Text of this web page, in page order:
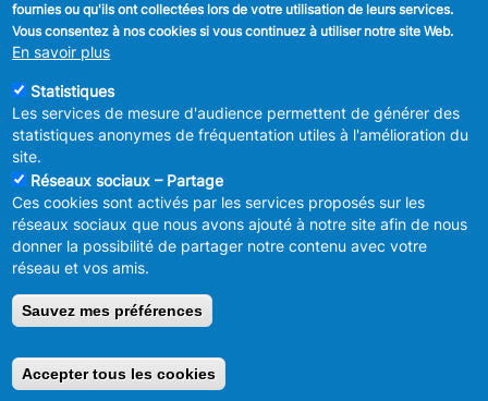
Linkedin
MENU
FOOTER
LEGAL
Déclaration de confidentialité
Déclaration d'accessibilité
modération des réseaux sociaux
du Conseil 1 B-1070-Bruxelles -
info@anderlecht.brussels
fournies ou qu'ils ont collectées lors de votre utilisation de leurs services.
Vous consentez à nos cookies si vous continuez à utiliser notre site Web.
En savoir plus
Statistiques
Les services de mesure d'audience permettent de générer des
statistiques anonymes de fréquentation utiles à l'amélioration du
site.
Réseaux sociaux – Partage
Ces cookies sont activés par les services proposés sur les
réseaux sociaux que nous avons ajouté à notre site afin de nous
donner la possibilité de partager notre contenu avec votre
réseau et vos amis.
Sauvez mes préférences
Accepter tous les cookies